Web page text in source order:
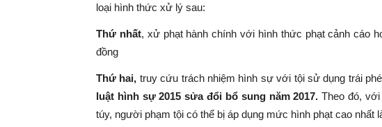
loại hình thức xử lý sau:
Thứ nhất, xử phạt hành chính với hình thức phạt cảnh cáo
đồng
Thứ hai, truy cứu trách nhiệm hình sự với tội sử dụng trái
luật hình sự 2015 sửa đổi bổ sung năm 2017. Theo đó,
túy, người phạm tội có thể bị áp dụng mức hình phạt cao nhất